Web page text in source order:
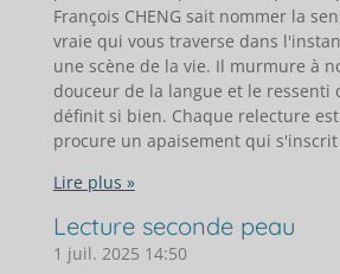
François CHENG sait nommer la
vraie qui vous traverse dans
une scène de la vie. Il murmure à
douceur de la langue et le ressenti
définit si bien. Chaque relecture
procure un apaisement qui
Lire plus »
Lecture seconde peau
1 juil. 2025 14:50